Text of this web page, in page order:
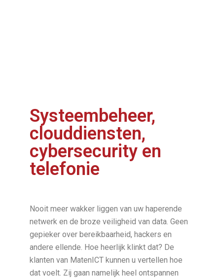
Systeembeheer,
clouddiensten,
cybersecurity en
telefonie
Nooit meer wakker liggen van uw haperende
netwerk en de broze veiligheid van data. Geen
gepieker over bereikbaarheid, hackers en
andere ellende. Hoe heerlijk klinkt dat? De
klanten van MatenICT kunnen u vertellen hoe
dat voelt. Zij gaan namelijk heel ontspannen